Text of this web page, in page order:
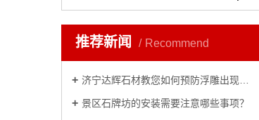
推荐新闻 Recommend
济宁达辉石材教您如何预防浮雕出现脱落的情况？
景区石牌坊的安装需要注意哪些事项？